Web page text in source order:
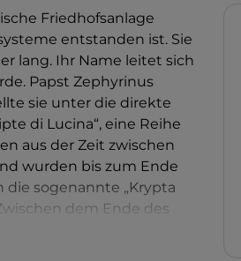
Friedhofsanlage
entstanden ist. Sie
lang. Ihr Name leitet sich
Papst Zephyrinus
sie unter die direkte
di Lucina“, eine Reihe
aus der Zeit zwischen
wurden bis zum Ende
sogenannte „Krypta
dem Ende des
Überreste dort